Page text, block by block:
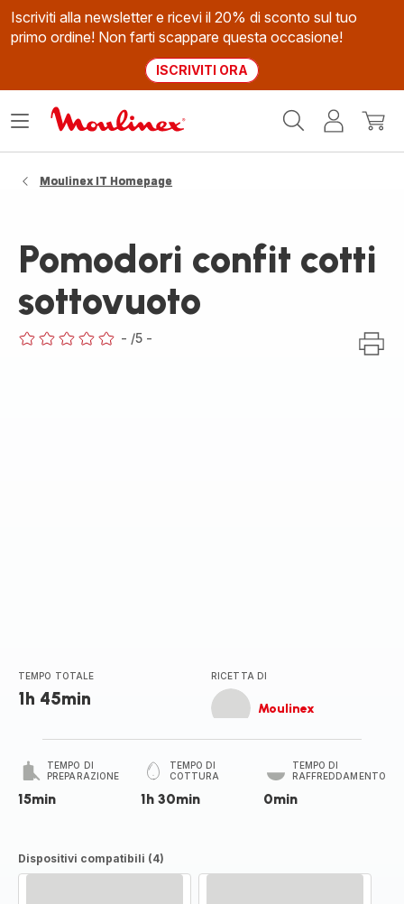
Iscriviti alla newsletter e ricevi il 20% di sconto sul tuo
primo ordine! Non farti scappare questa occasione!
ISCRIVITI ORA
Il
Apri
Moulinex IT Homepage
Pomodori confit cotti
sottovuoto
- /5 -
TEMPO TOTALE
1h 45min
RICETTA DI
Moulinex
TEMPO DI
PREPARAZIONE
15min
TEMPO DI
COTTURA
1h 30min
TEMPO DI
RAFFREDDAMENTO
0min
Dispositivi compatibili (4)